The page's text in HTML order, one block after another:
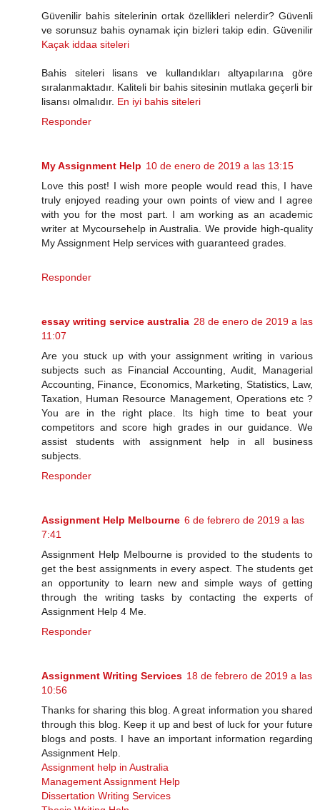
Güvenilir bahis sitelerinin ortak özellikleri nelerdir? Güvenli
ve sorunsuz bahis oynamak için bizleri takip edin. Güvenilir
Kaçak iddaa siteleri
Bahis siteleri lisans ve kullandıkları altyapılarına göre
sıralanmaktadır. Kaliteli bir bahis sitesinin mutlaka geçerli bir
lisansı olmalıdır. En iyi bahis siteleri
Responder
My Assignment Help 10 de enero de 2019 a las 13:15
Love this post! I wish more people would read this, I have
truly enjoyed reading your own points of view and I agree
with you for the most part. I am working as an academic
writer at Mycoursehelp in Australia. We provide high-quality
My Assignment Help services with guaranteed grades.
Responder
essay writing service australia 28 de enero de 2019 a las
11:07
Are you stuck up with your assignment writing in various
subjects such as Financial Accounting, Audit, Managerial
Accounting, Finance, Economics, Marketing, Statistics, Law,
Taxation, Human Resource Management, Operations etc ?
You are in the right place. Its high time to beat your
competitors and score high grades in our guidance. We
assist students with assignment help in all business
subjects.
Responder
Assignment Help Melbourne 6 de febrero de 2019 a las
7:41
Assignment Help Melbourne is provided to the students to
get the best assignments in every aspect. The students get
an opportunity to learn new and simple ways of getting
through the writing tasks by contacting the experts of
Assignment Help 4 Me.
Responder
Assignment Writing Services 18 de febrero de 2019 a las
10:56
Thanks for sharing this blog. A great information you shared
through this blog. Keep it up and best of luck for your future
blogs and posts. I have an important information regarding
Assignment Help.
Assignment help in Australia
Management Assignment Help
Dissertation Writing Services